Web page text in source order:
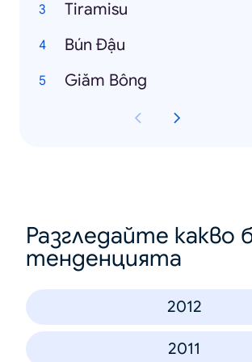
Tiramisu
Bún Đậu
Giăm Bông
Разгледайте какво
тенденцията
2012
2011